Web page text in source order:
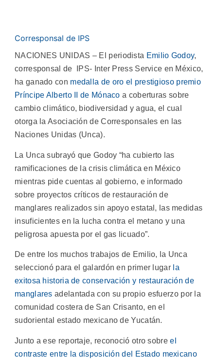
Corresponsal de IPS
NACIONES UNIDAS – El periodista Emilio Godoy,
corresponsal de IPS- Inter Press Service en México,
ha ganado con medalla de oro el prestigioso premio
Príncipe Alberto II de Mónaco a coberturas sobre
cambio climático, biodiversidad y agua, el cual
otorga la Asociación de Corresponsales en las
Naciones Unidas (Unca).
La Unca subrayó que Godoy “ha cubierto las
ramificaciones de la crisis climática en México
mientras pide cuentas al gobierno, e informado
sobre proyectos críticos de restauración de
manglares realizados sin apoyo estatal, las medidas
insuficientes en la lucha contra el metano y una
peligrosa apuesta por el gas licuado”.
De entre los muchos trabajos de Emilio, la Unca
seleccionó para el galardón en primer lugar la
exitosa historia de conservación y restauración de
manglares adelantada con su propio esfuerzo por la
comunidad costera de San Crisanto, en el
sudoriental estado mexicano de Yucatán.
Junto a ese reportaje, reconoció otro sobreel
contraste entre la disposición del Estado mexicano